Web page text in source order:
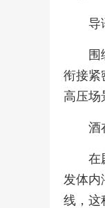
导
衔接紧
高压场
酒
在
发体内
线，这